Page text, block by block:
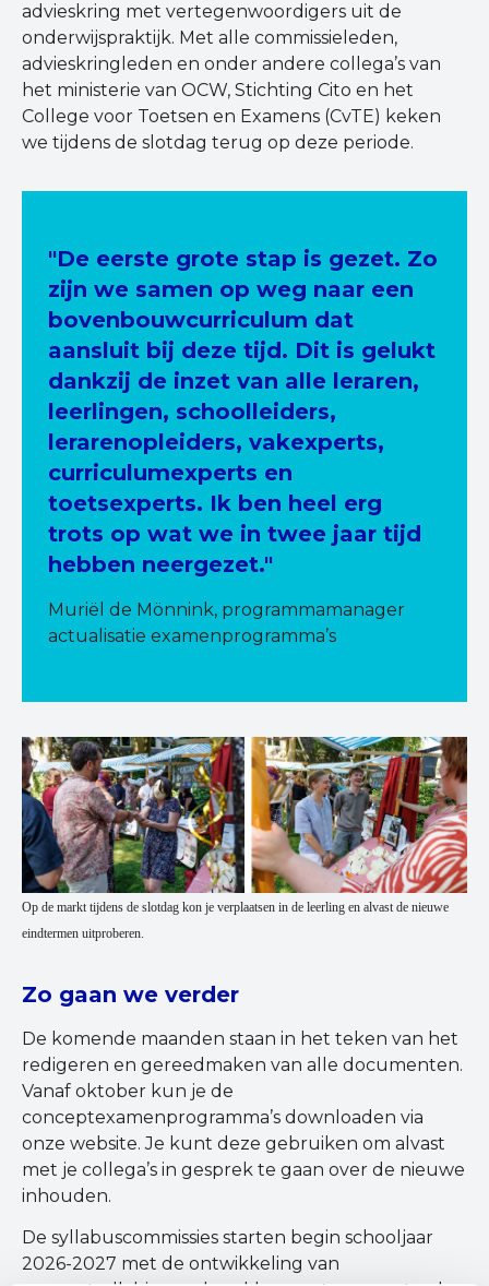
advieskring met vertegenwoordigers uit de
onderwijspraktijk. Met alle commissieleden,
advieskringleden en onder andere collega’s van
het ministerie van OCW, Stichting Cito en het
College voor Toetsen en Examens (CvTE) keken
we tijdens de slotdag terug op deze periode.
"De eerste grote stap is gezet. Zo
zijn we samen op weg naar een
bovenbouwcurriculum dat
aansluit bij deze tijd. Dit is gelukt
dankzij de inzet van alle leraren,
leerlingen, schoolleiders,
lerarenopleiders, vakexperts,
curriculumexperts en
toetsexperts. Ik ben heel erg
trots op wat we in twee jaar tijd
hebben neergezet."
Muriël de Mönnink, programmamanager
actualisatie examenprogramma’s
Op de markt tijdens de slotdag kon je verplaatsen in de leerling en alvast de nieuwe
eindtermen uitproberen.
Zo gaan we verder
De komende maanden staan in het teken van het
redigeren en gereedmaken van alle documenten.
Vanaf oktober kun je de
conceptexamenprogramma’s downloaden via
onze website. Je kunt deze gebruiken om alvast
met je collega’s in gesprek te gaan over de nieuwe
inhouden.
De syllabuscommissies starten begin schooljaar
2026-2027 met de ontwikkeling van